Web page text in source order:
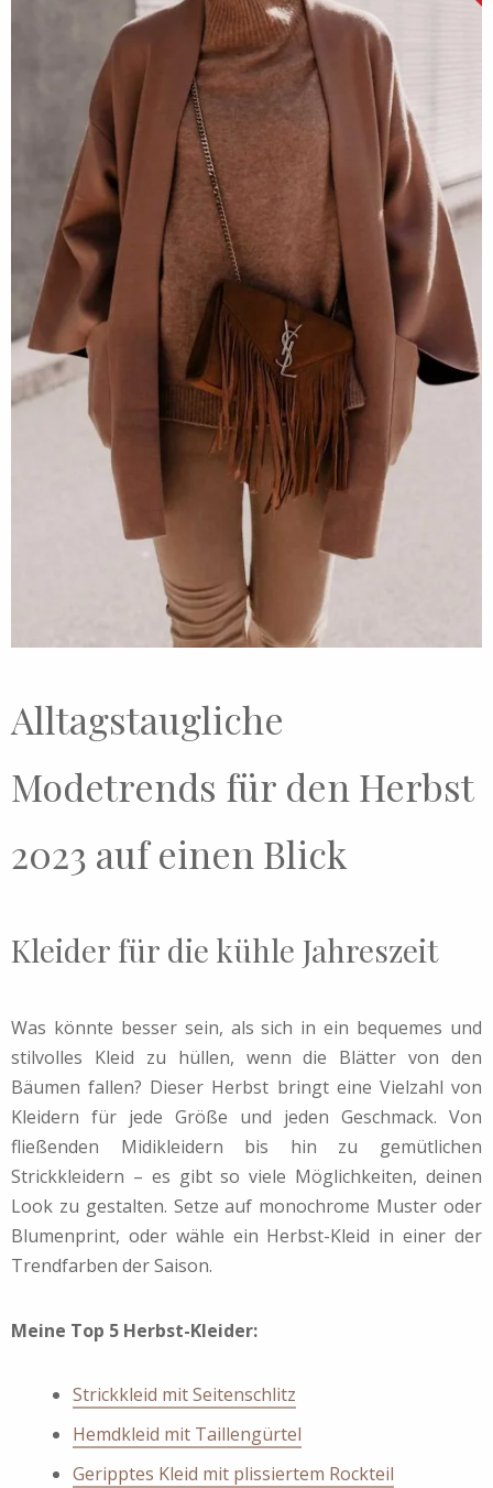
Alltagstaugliche
Modetrends für den Herbst
2023 auf einen Blick
Kleider für die kühle Jahreszeit
Was könnte besser sein, als sich in ein bequemes und
stilvolles Kleid zu hüllen, wenn die Blätter von den
Bäumen fallen? Dieser Herbst bringt eine Vielzahl von
Kleidern für jede Größe und jeden Geschmack. Von
fließenden Midikleidern bis hin zu gemütlichen
Strickkleidern – es gibt so viele Möglichkeiten, deinen
Look zu gestalten. Setze auf monochrome Muster oder
Blumenprint, oder wähle ein Herbst-Kleid in einer der
Trendfarben der Saison.
Meine Top 5 Herbst-Kleider:
Strickkleid mit Seitenschlitz
Hemdkleid mit Taillengürtel
Geripptes Kleid mit plissiertem Rockteil